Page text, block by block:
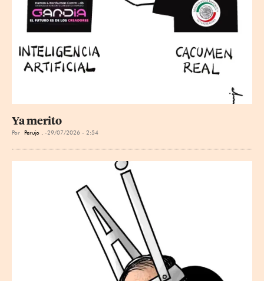
Ya merito
Por Perujo . 29/07/2026 - 2:54